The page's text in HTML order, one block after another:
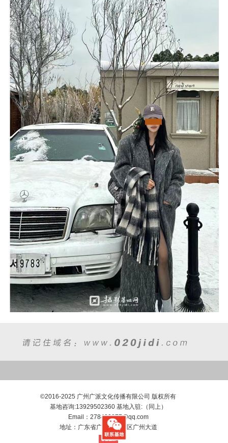
©2016-2025 广州广派文化传播有限公司 版权所有
基地咨询:13929502360 基地入驻:（同上）
Email：278490877@qq.com
地址：广东省广州市海珠区广州大道
51La